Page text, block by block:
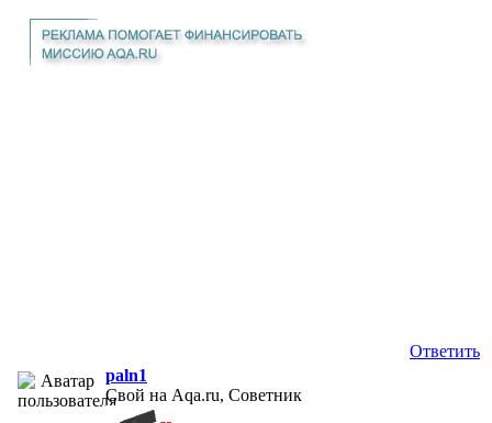
Ответить
paln1
Свой на Aqa.ru, Советник